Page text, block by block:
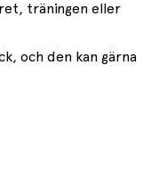
träningen eller
och den kan gärna